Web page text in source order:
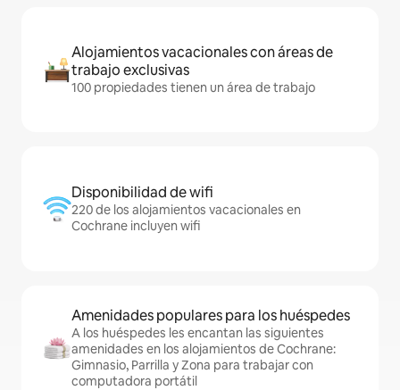
Alojamientos vacacionales con áreas de
trabajo exclusivas
100 propiedades tienen un área de trabajo
Disponibilidad de wifi
220 de los alojamientos vacacionales en
Cochrane incluyen wifi
Amenidades populares para los huéspedes
A los huéspedes les encantan las siguientes
amenidades en los alojamientos de Cochrane:
Gimnasio, Parrilla y Zona para trabajar con
computadora portátil